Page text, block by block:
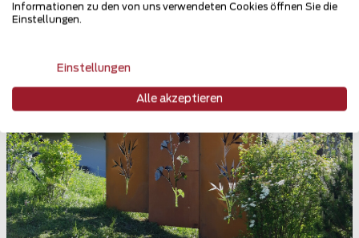
Informationen zu den von uns verwendeten Cookies öffnen Sie die
Einstellungen.
Einstellungen
Alle akzeptieren